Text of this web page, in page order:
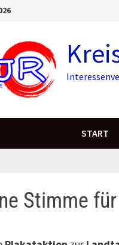
START
Stimme